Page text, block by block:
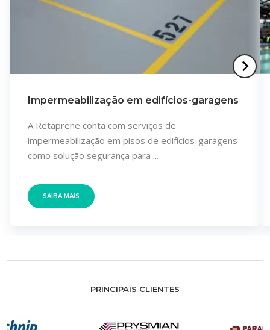
Impermeabilização em edifícios-garagens
A Retaprene conta com serviços de
impermeabilização em pisos de edifícios-garagens
como solução segurança para ...
SAIBA MAIS
PRINCIPAIS CLIENTES